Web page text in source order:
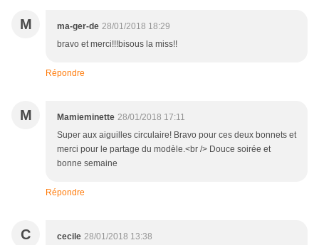
M ma-ger-de 28/01/2018 18:29
bravo et merci!!!bisous la miss!!
Répondre
M Mamieminette 28/01/2018 17:11
Super aux aiguilles circulaire! Bravo pour ces deux bonnets et
merci pour le partage du modèle.<br /> Douce soirée et
bonne semaine
Répondre
C cecile 28/01/2018 13:38